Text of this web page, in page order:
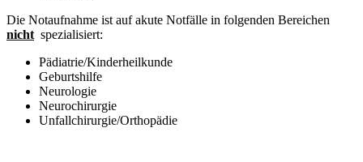
Die Notaufnahme ist auf akute Notfälle in folgenden Bereichen
nicht spezialisiert:
Pädiatrie/Kinderheilkunde
Geburtshilfe
Neurologie
Neurochirurgie
Unfallchirurgie/Orthopädie